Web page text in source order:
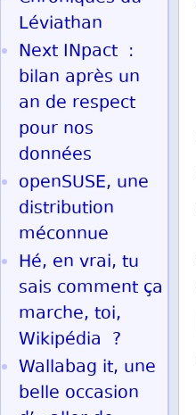
Léviathan
Next INpact :
bilan après un
an de respect
pour nos
données
openSUSE, une
distribution
méconnue
Hé, en vrai, tu
sais comment ça
marche, toi,
Wikipédia ?
Wallabag it, une
belle occasion